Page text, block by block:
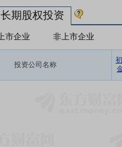
长期股权投资
上市企业 非上市企业
投资公司名称